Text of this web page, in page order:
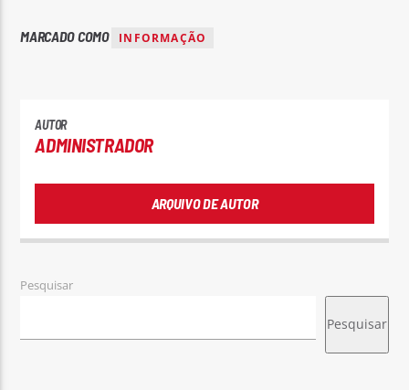
MARCADO COMO INFORMAÇÃO
AUTOR
ADMINISTRADOR
ARQUIVO DE AUTOR
Pesquisar
Pesquisar